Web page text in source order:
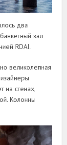
два
зал
RDAI.
великолепная
на стенах,
Колонны